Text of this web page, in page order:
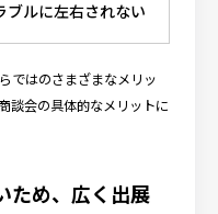
ブルに左右されない
ではのさまざまなメリッ
談会の具体的なメリットに
ため、広く出展